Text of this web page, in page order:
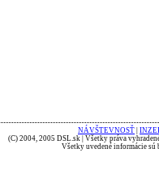
NÁVŠTEVNOSŤ
(C) 2004, 2005 DSL.sk | Všetky práva
Všetky uvedené informácie sú